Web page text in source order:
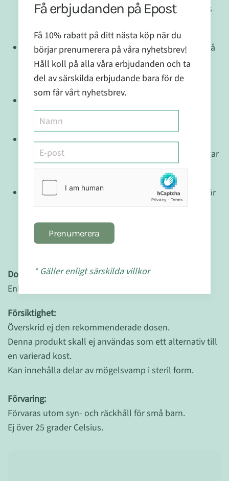
homeopatiska läkemedel för att stödja kroppens
Praktisk storlek: Den lätta, kompakta designen på
10 ml-flaskan gör det enkelt att ta Sankombi D5
med dig vart du än går.
Lätt att ta: De orala dropparna kan enkelt tas
under tungan för maximal absorption.
100% renat vatten: Användningen av rent vatten
säkerställer att varje droppe är fri från föroreningar
och bibehåller produktens renhet och kvalitet.
Tillverkat för oral konsumtion: Tillräckligt mild för
att tas oralt, och ger fördelar direkt till kroppens
system.
Dosering:
Enligt rekommendation föreskriven av terapeut.
Försiktighet:
Överskrid ej den rekommenderade dosen.
Denna produkt skall ej användas som ett alternativ till
en varierad kost.
Kan innehålla delar av mögelsvamp i steril form.
Förvaring:
Förvaras utom syn- och räckhåll för små barn.
Ej över 25 grader Celsius.
Få erbjudanden på Epost
Få 10% rabatt på ditt nästa köp när du
börjar prenumerera på våra nyhetsbrev!
Håll koll på alla våra erbjudanden och ta
del av särskilda erbjudande bara för de
som får vårt nyhetsbrev.
Prenumerera
* Gäller enligt särskilda villkor